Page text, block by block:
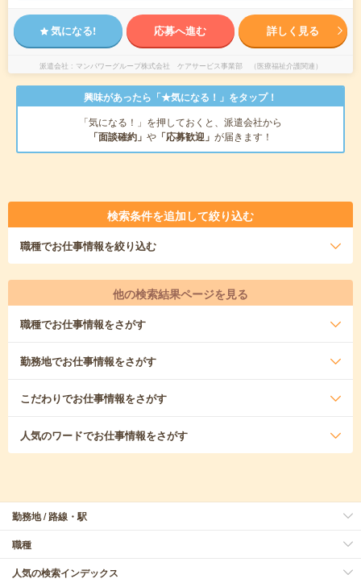
気になる! 応募へ進む 詳しく見る
派遣会社 マンパワーグループ株式会社 ケアサービス事業部 （医療福祉介護関連）
興味があったら「★気になる！」をタップ！
「気になる！」を押しておくと、派遣会社から
「面談確約」 や 「応募歓迎」 が届きます！
検索条件を追加して絞り込む
職種でお仕事情報を絞り込む
他の検索結果ページを見る
職種でお仕事情報をさがす
勤務地でお仕事情報をさがす
こだわりでお仕事情報をさがす
人気のワードでお仕事情報をさがす
勤務地 / 路線・駅
職種
人気の検索インデックス